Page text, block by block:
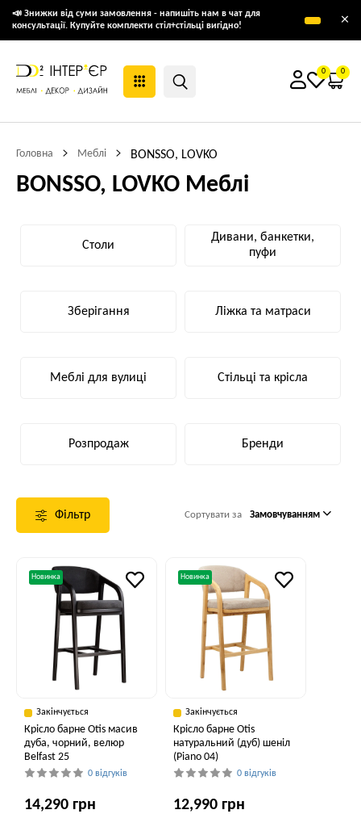
📣 Знижки від суми замовлення - напишіть нам в чат для
консультації. Купуйте комплекти стіл+стільці вигідно!
×
0 0
Головна Меблі BONSSO, LOVKO
BONSSO, LOVKO Меблі
Столи
Дивани, банкетки,
пуфи
Зберігання Ліжка та матраси
Меблі для вулиці Стільці та крісла
Розпродаж Бренди
Фільтр Сортувати за Замовчуванням
Новинка
Закінчується
Крісло барне Otis масив
дуба, чорний, велюр
Belfast 25
0 відгуків
14,290 грн
Новинка
Закінчується
Крісло барне Otis
натуральний (дуб) шеніл
(Piano 04)
0 відгуків
12,990 грн